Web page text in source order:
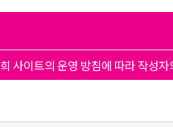
사이트의 운영 방침에 따라 작성